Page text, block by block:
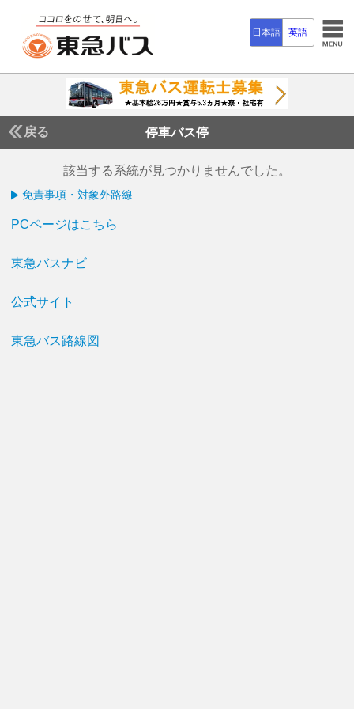
日本語 英語
戻る 停車バス停
該当する系統が見つかりませんでした。
免責事項・対象外路線
PCページはこちら
東急バスナビ
公式サイト
東急バス路線図